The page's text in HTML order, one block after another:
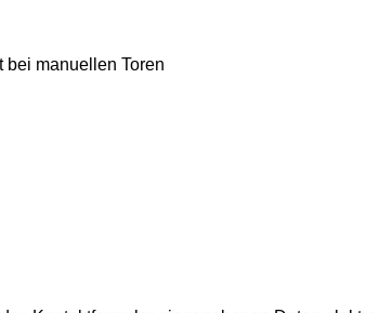
bei manuellen Toren